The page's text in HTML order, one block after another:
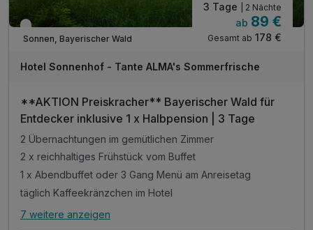
Verfügbar bis Dezember
Sonnen, Bayerischer Wald
3 Tage | 2 Nächte
ab 89 €
Gesamt ab 178 €
Hotel Sonnenhof - Tante ALMA's Sommerfrische
**AKTION Preiskracher** Bayerischer Wald für
Entdecker inklusive 1 x Halbpension | 3 Tage
2 Übernachtungen im gemütlichen Zimmer
2 x reichhaltiges Frühstück vom Buffet
1 x Abendbuffet oder 3 Gang Menü am Anreisetag
täglich Kaffeekränzchen im Hotel
Alle Inklusivleistungen
7 weitere anzeigen